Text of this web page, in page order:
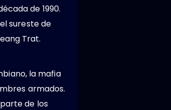
de 1990.
sureste de
Trat.
la mafia
armados.
de los